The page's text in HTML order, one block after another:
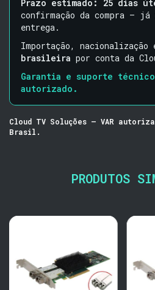
Prazo estimado: 25 dias
confirmação da compra —
entrega.
Importação, nacionalização
brasileira por conta da
Garantia e suporte
autorizado.
Cloud TV Soluções — VAR
Brasil.
PRODUTOS